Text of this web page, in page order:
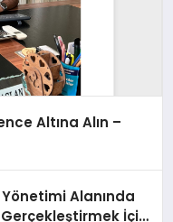
Altına Alın –
Alanında
Gerçekleştirmek İçin